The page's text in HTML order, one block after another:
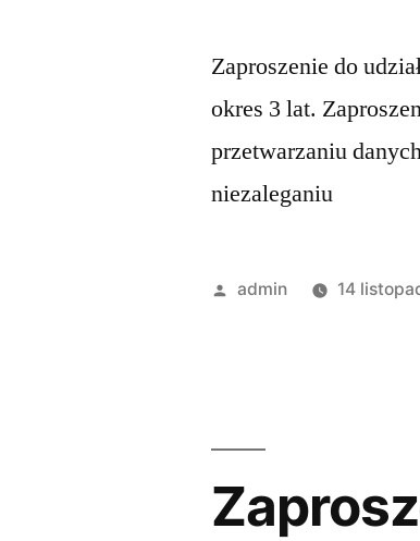
Zaproszenie do
okres 3 lat.
przetwarzaniu
niezaleganiu
admin 14